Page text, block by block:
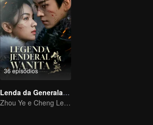
36 episódios
Lenda da Generala (English Ver.)
Zhou Ye e Cheng Lei, os jovens generais que protegem o país